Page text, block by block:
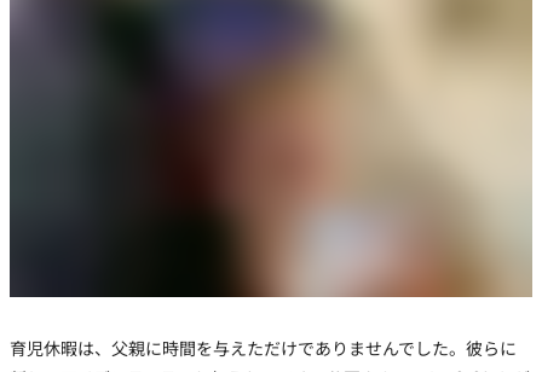
育児休暇は、父親に時間を与えただけでありませんでした。彼らに